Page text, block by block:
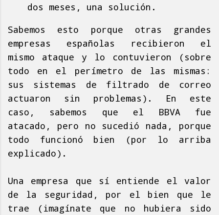
dos meses, una solución.
Sabemos esto porque otras grandes
empresas españolas recibieron el
mismo ataque y lo contuvieron (sobre
todo en el perímetro de las mismas:
sus sistemas de filtrado de correo
actuaron sin problemas). En este
caso, sabemos que el BBVA fue
atacado, pero no sucedió nada, porque
todo funcionó bien (por lo arriba
explicado).
Una empresa que sí entiende el valor
de la seguridad, por el bien que le
trae (imagínate que no hubiera sido